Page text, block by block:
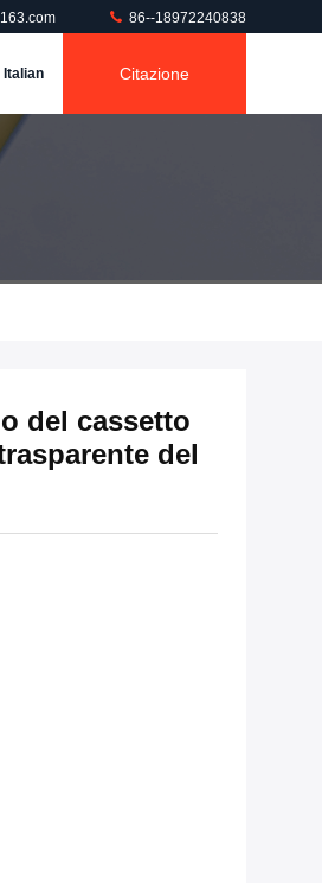
86--18972240838
Italian Citazione
del cassetto
del